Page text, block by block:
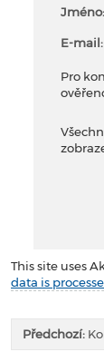
Jméno:
E-mail:
Pro
This site uses
data is
Předchozí: